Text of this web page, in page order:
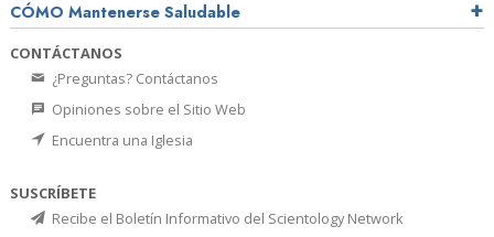
CÓMO Mantenerse Saludable
CONTÁCTANOS
¿Preguntas? Contáctanos
Opiniones sobre el Sitio Web
Encuentra una Iglesia
SUSCRÍBETE
Recibe el Boletín Informativo del Scientology Network